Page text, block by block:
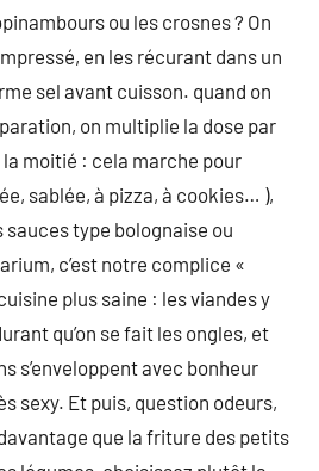
ou les crosnes ? On
en les récurant dans un
sel avant cuisson. quand on
on multiplie la dose par
moitié : cela marche pour
sablée, à pizza, à cookies… ),
sauces type bolognaise ou
c’est notre complice «
plus saine : les viandes y
qu’on se fait les ongles, et
s’enveloppent avec bonheur
sexy. Et puis, question odeurs,
que la friture des petits